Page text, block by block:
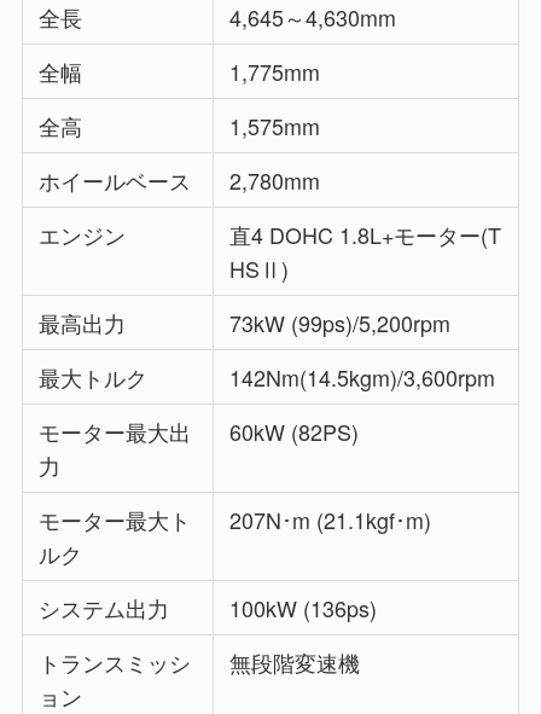
全長
4,645～4,630mm
全幅
1,775mm
全高
1,575mm
ホイールベース
2,780mm
エンジン
直4 DOHC 1.8L+モーター(T
HSⅡ)
最高出力
73kW (99ps)/5,200rpm
最大トルク
142Nm(14.5kgm)/3,600rpm
モーター最大出
力
60kW (82PS)
モーター最大ト
ルク
207N･m (21.1kgf･m)
システム出力
100kW (136ps)
トランスミッシ
ョン
無段階変速機